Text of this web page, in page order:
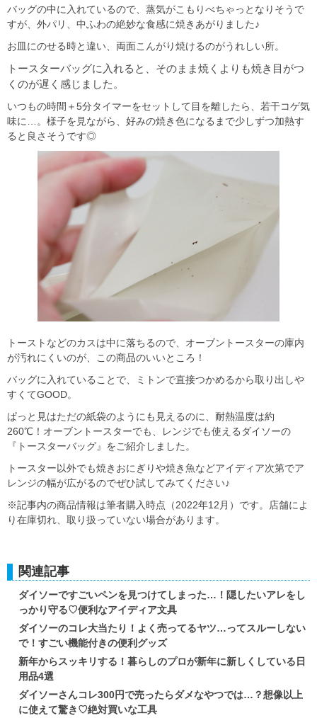
バッグの中に入れているので、蒸気がこもりべちゃっとなりそうで
すが、外パリ、中ふわの絶妙な食感に焼きあがりました♪
お皿にのせる時と違い、両面こんがり焼けるのがうれしい所。
トースターバッグに入れると、そのまま焼くよりも焼き目がつ
くのが遅く感じました。
いつもの時間＋5分タイマーをセットして目を離したら、若干コゲ気
味に…。様子を見ながら、好みの焼き色になるまで少しずつ加熱す
ると良さそうです◎
トーストなどのカスは中に落ちるので、オーブントースターの庫内
が汚れにくいのが、この商品のいいところ！
バッグに入れていることで、ミトンで直接つかめるから取り出しや
すくてGOOD。
ぱっと見はただの紙袋のようにも見えるのに、耐熱温度は約
260℃！オーブントースターでも、レンジでも使えるダイソーの
『トースターバッグ』をご紹介しました。
トースター以外でも焼きおにぎりや焼き魚などアイディア次第でア
レンジの幅が広がるのでぜひ試してみてください♪
※記事内の商品情報は筆者購入時点（2022年12月）です。店舗によ
り在庫切れ、取り扱っていない場合があります。
関連記事
ダイソーですごいペンを見つけてしまった…！隠したいアレをし
っかり守る♡便利なアイディア文具
ダイソーのコレ大当たり！よく売ってるヤツ…ってスルーしない
で！すごい機能付きの便利グッズ
新年からスッキリする！暮らしのプロが新年に新しくしている日
用品4選
ダイソーさんコレ300円で売ったらダメなやつでは…？想像以上
に使えて驚き♡絶対買いな工具